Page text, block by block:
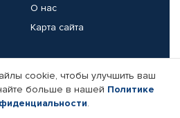
О нас
Карта сайта
Реквизиты компании
cookie, чтобы улучшить ваш
больше в нашей Политике
.